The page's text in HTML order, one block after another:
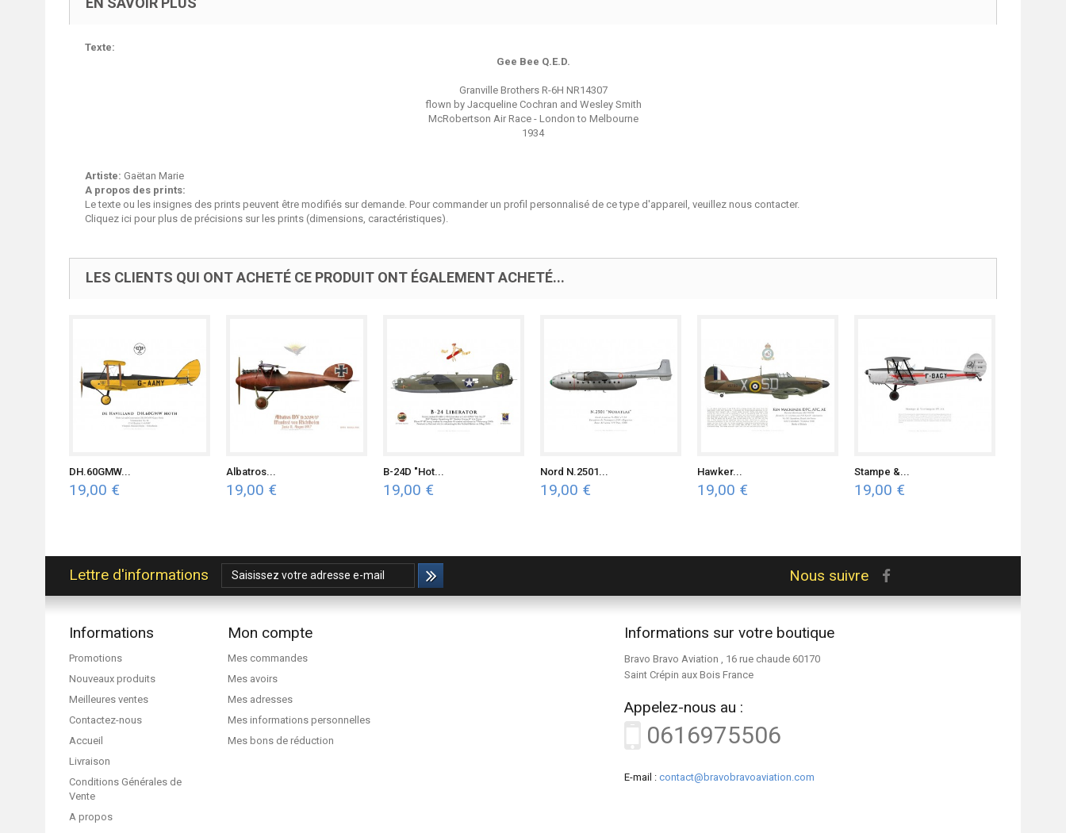
Texte:
Gee Bee Q.E.D.
Granville Brothers R-6H NR14307
flown by Jacqueline Cochran and Wesley Smith
McRobertson Air Race - London to Melbourne
1934
Artiste: Gaëtan Marie
A propos des prints:
Le texte ou les insignes des prints peuvent être modifiés sur demande. Pour commander un profil personnalisé de ce type d'appareil, veuillez nous contacter.
Cliquez ici pour plus de précisions sur les prints (dimensions, caractéristiques).
LES CLIENTS QUI ONT ACHETÉ CE PRODUIT ONT ÉGALEMENT ACHETÉ...
DH.60GMW...
19,00 €
Albatros...
19,00 €
B-24D "Hot...
19,00 €
Nord N.2501...
19,00 €
Hawker...
19,00 €
Stampe &...
19,00 €
Lettre d'informations Nous suivre
Informations
Promotions
Nouveaux produits
Meilleures ventes
Contactez-nous
Accueil
Livraison
Conditions Générales de
Vente
A propos
Mon compte
Mes commandes
Mes avoirs
Mes adresses
Mes informations personnelles
Mes bons de réduction
Informations sur votre boutique
Bravo Bravo Aviation , 16 rue chaude 60170
Saint Crépin aux Bois France
Appelez-nous au :
0616975506
E-mail : contact@bravobravoaviation.com